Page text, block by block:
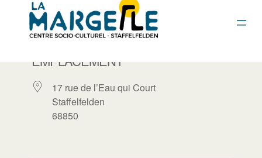
LA MARGELLE / SALLE LA GALERIE
EMPLACEMENT
17 rue de l’Eau qui Court
Staffelfelden
68850